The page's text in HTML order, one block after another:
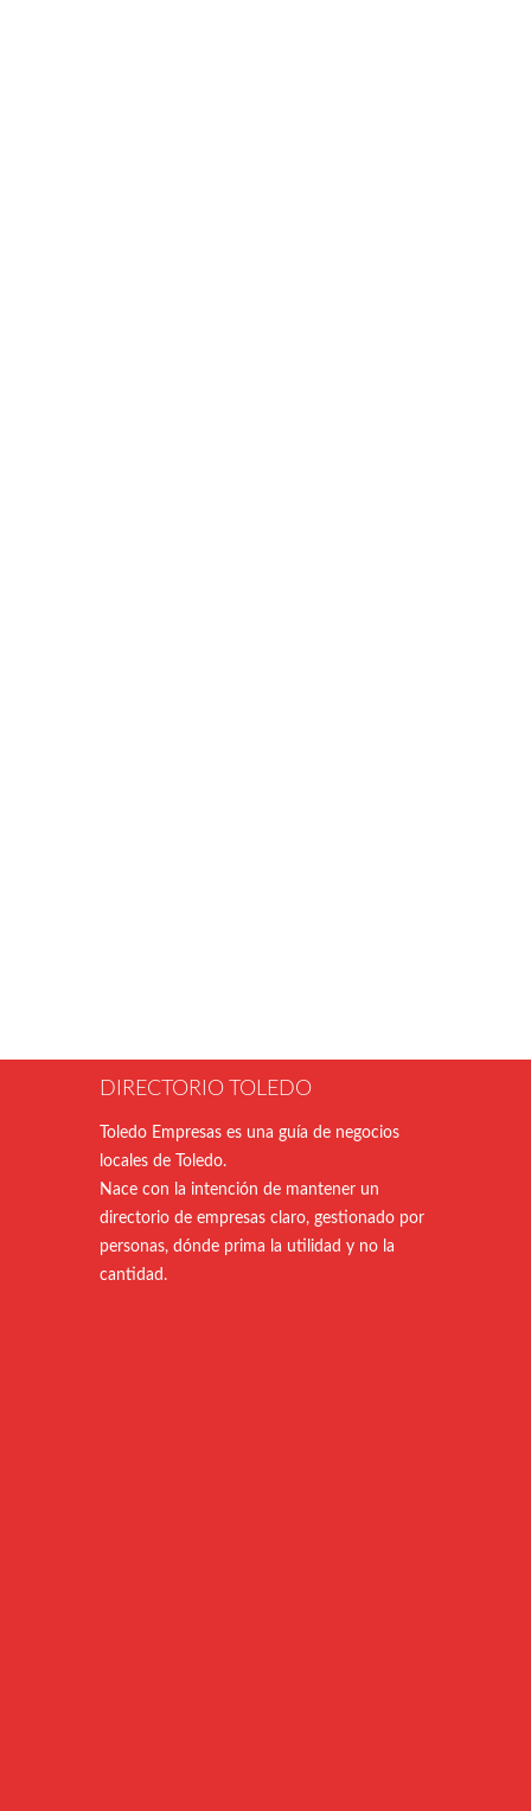
DIRECTORIO TOLEDO
Toledo Empresas es una guía de negocios
locales de Toledo.
Nace con la intención de mantener un
directorio de empresas claro, gestionado por
personas, dónde prima la utilidad y no la
cantidad.